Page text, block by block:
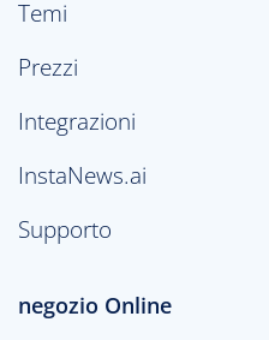
Temi
Prezzi
Integrazioni
InstaNews.ai
Supporto
negozio Online